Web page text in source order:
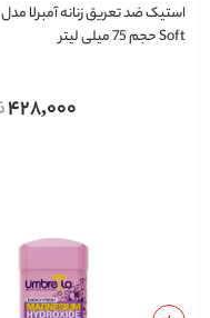
استیک ضد تعریق زنانه آمبرلا مدل
Soft حجم 75 میلی لیتر
428,000